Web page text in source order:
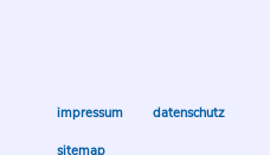
impressum datenschutz
sitemap